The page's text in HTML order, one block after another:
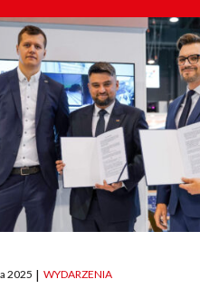
2025 | WYDARZENIA